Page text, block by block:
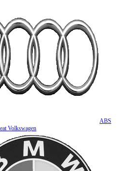
ABS
Volkswagen